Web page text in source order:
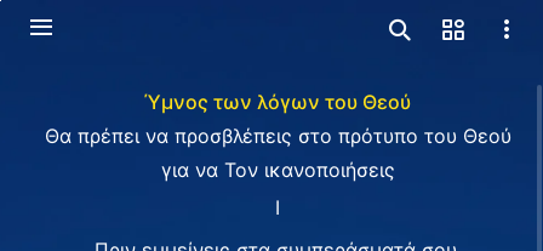
Ύμνος των λόγων του Θεού
Θα πρέπει να προσβλέπεις στο πρότυπο του Θεού
για να Τον ικανοποιήσεις
Ⅰ